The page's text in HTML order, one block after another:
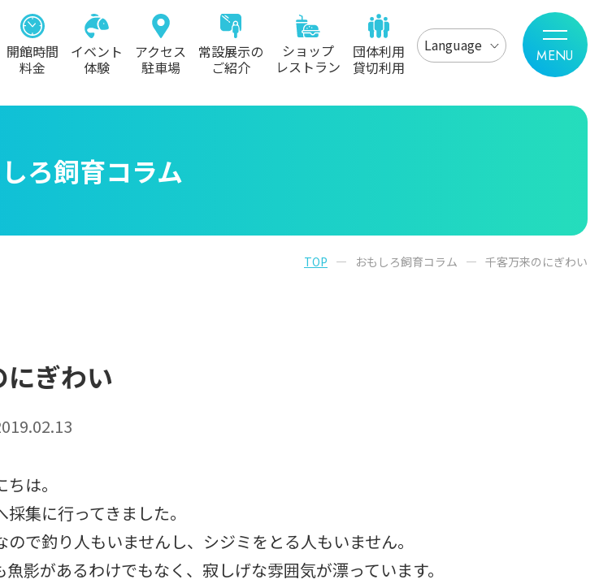
開館時間
料金
イベント
体験
アクセス
駐車場
常設展示の
ご紹介
ショップ
レストラン
団体利用
貸切利用
Language
ろ飼育コラム
TOP おもしろ飼育コラム 千客万来のにぎわい
ぎわい
は。
集に行ってきました。
ので釣り人もいませんし、シジミをとる人もいません。
影があるわけでもなく、寂しげな雰囲気が漂っています。